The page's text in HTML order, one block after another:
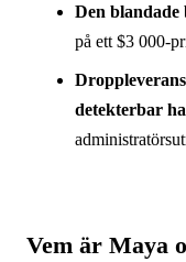
Den blandade
på ett $3 000-
detekterbar
Vem är Maya